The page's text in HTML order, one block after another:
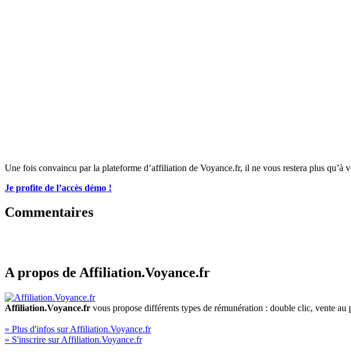
Une fois convaincu par la plateforme d’affiliation de Voyance.fr, il ne vous restera plus
Je profite de l’accès démo !
Commentaires
A propos de Affiliation.Voyance.fr
Affiliation.Voyance.fr vous propose différents types de rémunération : double clic, vente
» Plus d'infos sur Affiliation.Voyance.fr
» S'inscrire sur Affiliation.Voyance.fr